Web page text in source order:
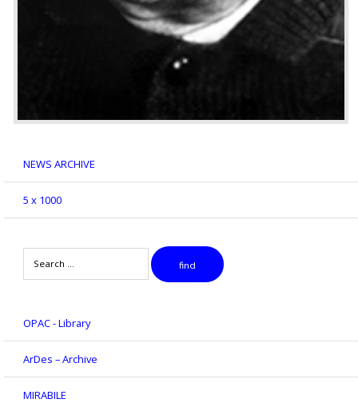
NEWS ARCHIVE
5 x 1000
find
OPAC - Library
ArDes – Archive
MIRABILE